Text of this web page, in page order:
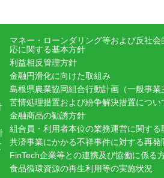
マネー・ローンダリング等および反社会
応に関する基本方針
利益相反管理方針
金融円滑化に向けた取組み
島根県農業協同組合行動計画（一般事業
苦情処理措置および紛争解決措置につい
金融商品の勧誘方針
組合員・利用者本位の業務運営に関する
共済事業にかかる不祥事件に対する再発
FinTech企業等との連携及び協働に係る
食品循環資源の再生利用等の実施状況